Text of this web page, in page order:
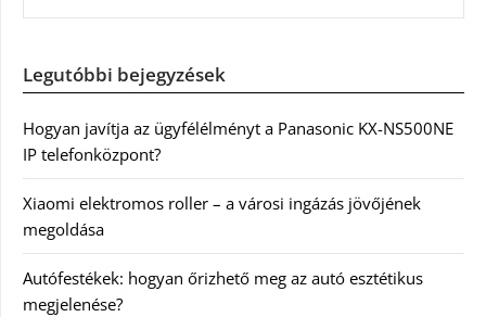
Legutóbbi bejegyzések
Hogyan javítja az ügyfélélményt a Panasonic KX-NS500NE
IP telefonközpont?
Xiaomi elektromos roller – a városi ingázás jövőjének
megoldása
Autófestékek: hogyan őrizhető meg az autó esztétikus
megjelenése?